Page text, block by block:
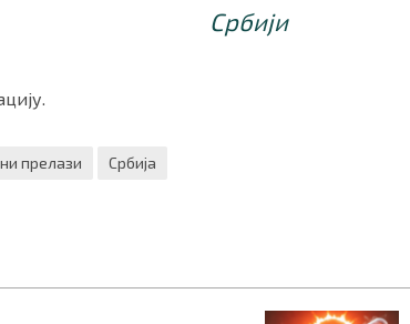
Србији
прелази Србија